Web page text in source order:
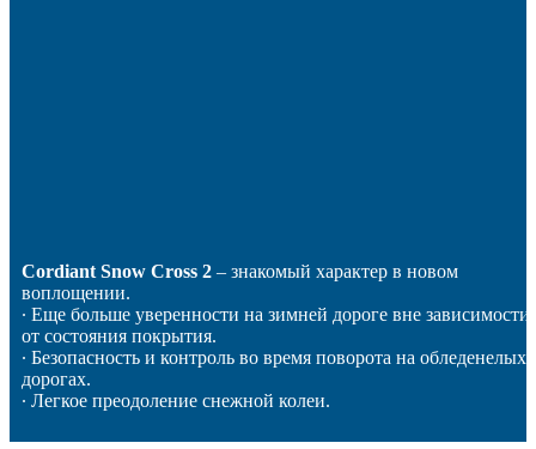
Cordiant Snow Cross 2 – знакомый характер в новом
воплощении.
∙ Еще больше уверенности на зимней дороге вне зависимости
от состояния покрытия.
∙ Безопасность и контроль во время поворота на обледенелых
дорогах.
∙ Легкое преодоление снежной колеи.